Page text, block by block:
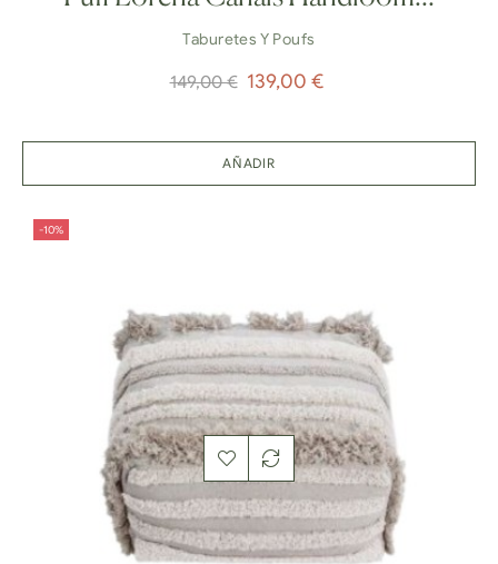
Taburetes Y Poufs
Precio
149,00 € Precio
139,00 €
AÑADIR
-10%